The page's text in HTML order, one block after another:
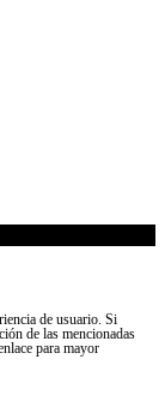
de usuario. Si
de las mencionadas
para mayor